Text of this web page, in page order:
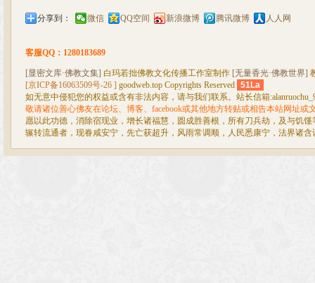
分享到： 微信 QQ空间 新浪微博 腾讯微博 人人网
客服QQ：1280183689
[显密文库·佛教文集] 白玛若拙佛教文化传播工作室制作 [无量香光·佛教世界]
[京ICP备16063509号-26 ] goodweb.top Copyrights Reserved 51La
如无意中侵犯您的权益或含有非法内容，请与我们联系。站长信箱
敬请诸位善心佛友在论坛、博客、facebook或其他地方转贴或相告本站网址或
愿以此功德，消除宿现业，增长诸福慧，圆成胜善根，所有刀兵劫，及与饥
辗转流通者，现眷咸安宁，先亡获超升，风雨常调顺，人民悉康宁，法界诸含